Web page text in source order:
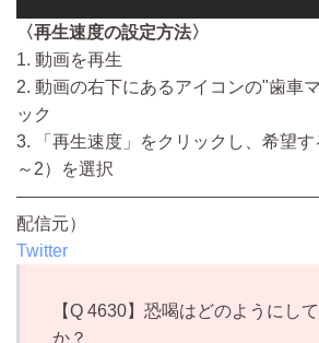
〈再生速度の設定方法〉
1. 動画を再生
2. 動画の右下にあるアイコンの"歯車
ック
3. 「再生速度」をクリックし、希望
～2）を選択
配信元）
Twitter
【Q 4630】恐喝はどのようにし
か？